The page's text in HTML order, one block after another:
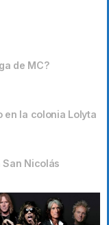
de MC?
en la colonia Lolyta
San Nicolás